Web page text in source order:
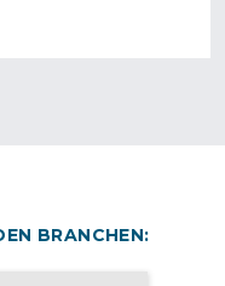
BRANCHEN: